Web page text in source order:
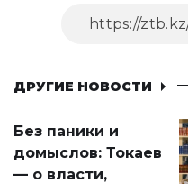
ДРУГИЕ НОВОСТИ
Без паники и
домыслов: Токаев
— о власти,